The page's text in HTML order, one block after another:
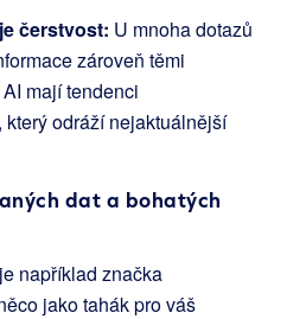
čerstvost: U mnoha dotazů
zároveň těmi
mají tendenci
odráží nejaktuálnější
dat a bohatých
například značka
jako tahák pro váš